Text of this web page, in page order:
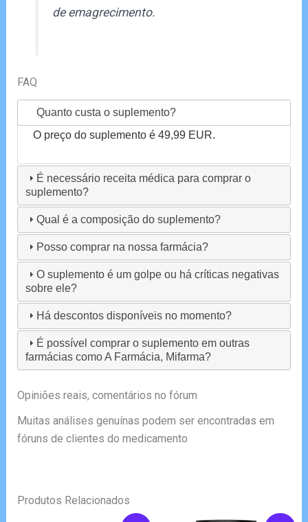
de emagrecimento.
FAQ
Quanto custa o suplemento?
O preço do suplemento é 49,99 EUR.
É necessário receita médica para comprar o
suplemento?
Qual é a composição do suplemento?
Posso comprar na nossa farmácia?
O suplemento é um golpe ou há críticas negativas
sobre ele?
Há descontos disponíveis no momento?
É possível comprar o suplemento em outras
farmácias como A Farmácia, Mifarma?
Opiniões reais, comentários no fórum
Muitas análises genuínas podem ser encontradas em
fóruns de clientes do medicamento
Produtos Relacionados